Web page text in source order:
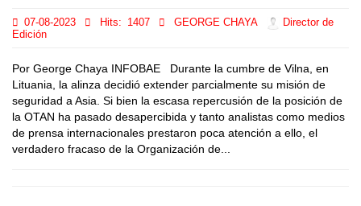
07-08-2023 Hits: 1407 GEORGE CHAYA
Director de
Edición
Por George Chaya INFOBAE Durante la cumbre de Vilna, en
Lituania, la alinza decidió extender parcialmente su misión de
seguridad a Asia. Si bien la escasa repercusión de la posición de
la OTAN ha pasado desapercibida y tanto analistas como medios
de prensa internacionales prestaron poca atención a ello, el
verdadero fracaso de la Organización de...